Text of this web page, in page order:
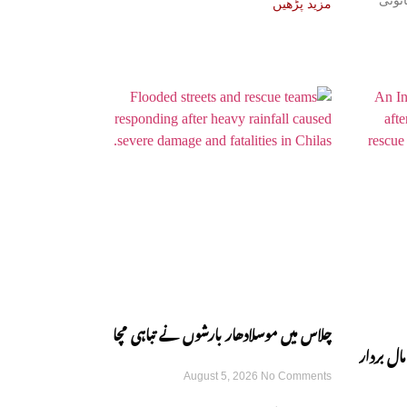
مزید پڑھیں
بردار
چلاس میں موسلادھار بارشوں نے تباہی مچا
دی، مختلف حادثات میں 6 افراد جان سےAugust 5, 2026 No Comments